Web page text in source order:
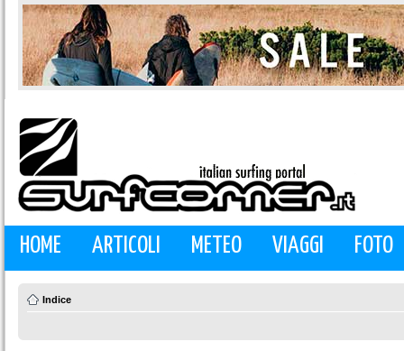
HOME ARTICOLI METEO VIAGGI FOTO
Indice